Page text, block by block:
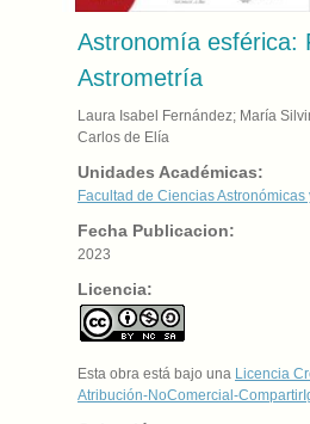
Astronomía esférica:
Astrometría
Laura Isabel Fernández; María
Carlos de Elía
Unidades Académicas:
Facultad de Ciencias Astronómicas
Fecha Publicacion:
2023
Licencia:
Esta obra está bajo una Licencia
Atribución-NoComercial-